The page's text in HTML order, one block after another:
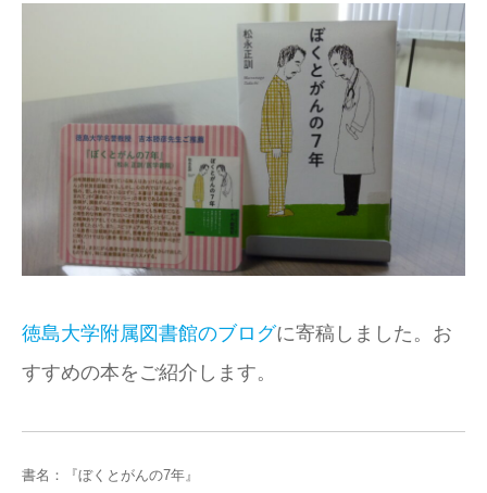
徳島大学附属図書館のブログに寄稿しました。お
すすめの本をご紹介します。
書名：『ぼくとがんの7年』
交通アクセス
新着情報